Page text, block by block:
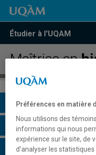
Étudier à l'UQAM
Maîtrise en
Présentation du
Conditions d'admission
Cours à suivre et
Préférences en matière
Nous utilisons des
informations qui nous
expérience sur le site, de
d’analyser les